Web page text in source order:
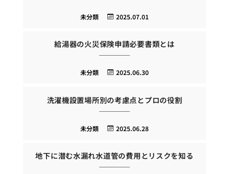
2025.07.01
未分類
給湯器の火災保険申請必要書類とは
2025.06.30
未分類
洗濯機設置場所別の考慮点とプロの役割
2025.06.28
未分類
地下に潜む水漏れ水道管の費用とリスクを知る